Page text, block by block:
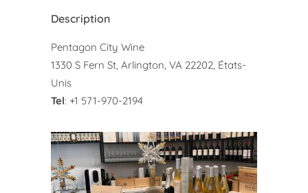
Description
Pentagon City Wine
1330 S Fern St, Arlington, VA 22202, États-
Unis
Tel: +1 571-970-2194